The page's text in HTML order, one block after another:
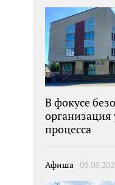
В фокусе
организация
процесса
Афиша